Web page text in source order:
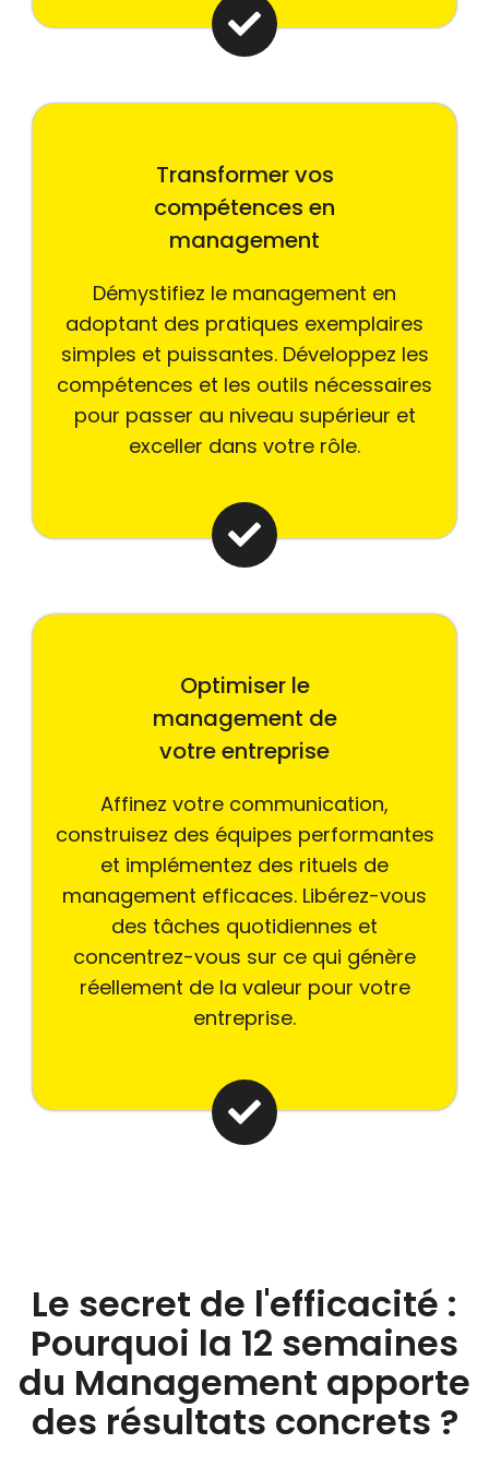
Transformer vos
compétences en
management
Démystifiez le management en
adoptant des pratiques exemplaires
simples et puissantes. Développez les
compétences et les outils nécessaires
pour passer au niveau supérieur et
exceller dans votre rôle.
Optimiser le
management de
votre entreprise
Affinez votre communication,
construisez des équipes performantes
et implémentez des rituels de
management efficaces. Libérez-vous
des tâches quotidiennes et
concentrez-vous sur ce qui génère
réellement de la valeur pour votre
entreprise.
Le secret de l'efficacité :
Pourquoi la 12 semaines
du Management apporte
des résultats concrets ?